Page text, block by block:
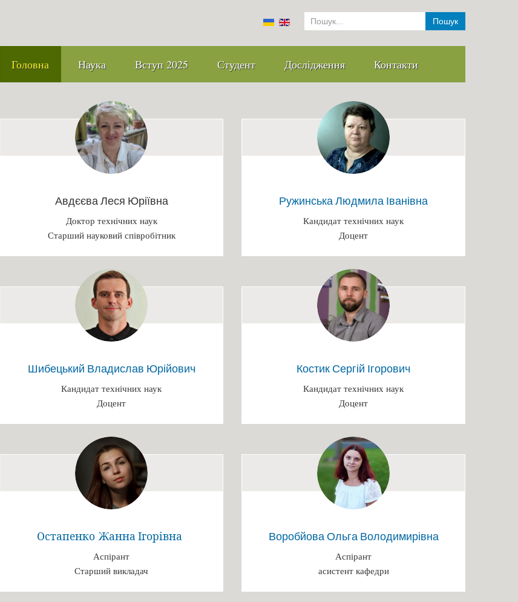
Пошук
Головна Наука Вступ 2025 Студент Дослідження Контакти
Авдєєва Леся Юріївна
Доктор технічних наук
Старший науковий співробітник
Ружинська Людмила Іванівна
Кандидат технічних наук
Доцент
Шибецький Владислав Юрійович
Кандидат технічних наук
Доцент
Костик Сергій Ігорович
Кандидат технічних наук
Доцент
Остапенко Жанна Ігорівна
Аспірант
Старший викладач
Воробйова Ольга Володимирівна
Аспірант
асистент кафедри